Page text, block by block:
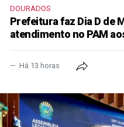
DOURADOS
Prefeitura faz Dia D de
atendimento no PAM
Há 13 horas